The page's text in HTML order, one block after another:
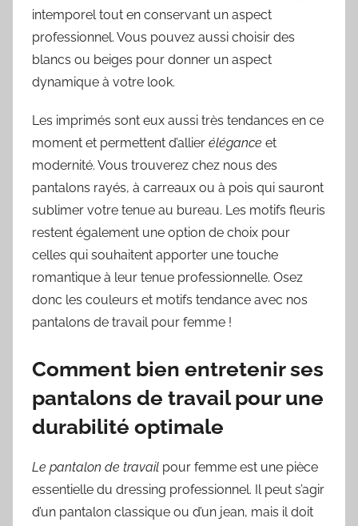
intemporel tout en conservant un aspect
professionnel. Vous pouvez aussi choisir des
blancs ou beiges pour donner un aspect
dynamique à votre look.
Les imprimés sont eux aussi très tendances en ce
moment et permettent d’allier élégance et
modernité. Vous trouverez chez nous des
pantalons rayés, à carreaux ou à pois qui sauront
sublimer votre tenue au bureau. Les motifs fleuris
restent également une option de choix pour
celles qui souhaitent apporter une touche
romantique à leur tenue professionnelle. Osez
donc les couleurs et motifs tendance avec nos
pantalons de travail pour femme !
Comment bien entretenir ses
pantalons de travail pour une
durabilité optimale
Le pantalon de travail pour femme est une pièce
essentielle du dressing professionnel. Il peut s’agir
d’un pantalon classique ou d’un jean, mais il doit